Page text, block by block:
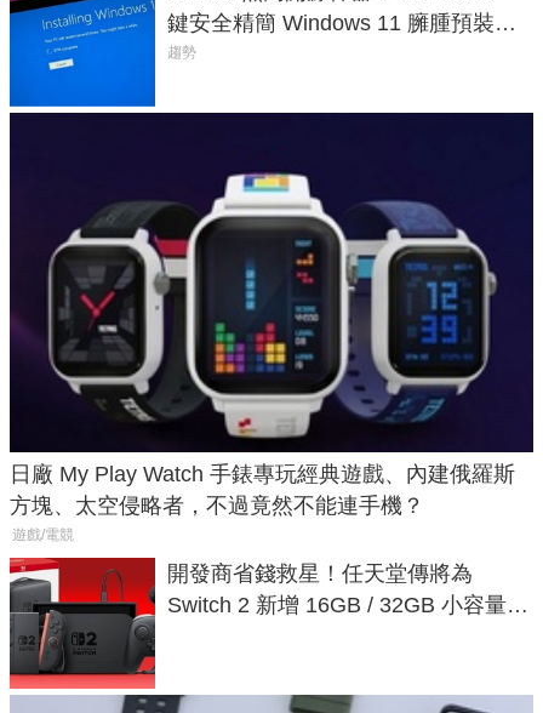
鍵安全精簡 Windows 11 臃腫預裝軟
體與後台追蹤
趨勢
日廠 My Play Watch 手錶專玩經典遊戲、內建俄羅斯
方塊、太空侵略者，不過竟然不能連手機？
遊戲/電競
開發商省錢救星！任天堂傳將為
Switch 2 新增 16GB / 32GB 小容量遊